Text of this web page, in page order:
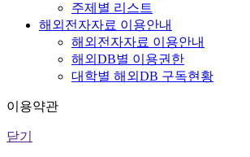
주제별 리스트
해외전자자료 이용안내
해외전자자료 이용안내
해외DB별 이용권한
대학별 해외DB 구독현황
이용약관
닫기